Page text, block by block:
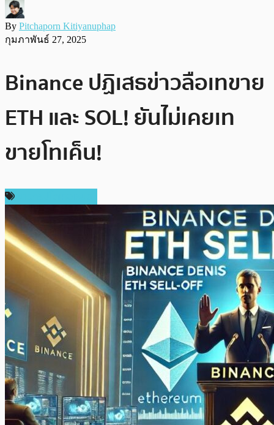
By Pitchaporn Kitiyanuphap
กุมภาพันธ์ 27, 2025
Binance ปฏิเสธข่าวลือเทขาย
ETH และ SOL! ยันไม่เคยเท
ขายโทเค็น!